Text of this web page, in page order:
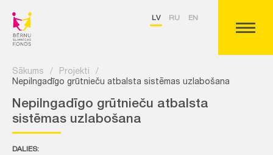
LV RU EN
Sākums / Projekti
/
Nepilngadīgo grūtnieču atbalsta sistēmas uzlabošana
Nepilngadīgo grūtnieču atbalsta
sistēmas uzlabošana
DALIES: